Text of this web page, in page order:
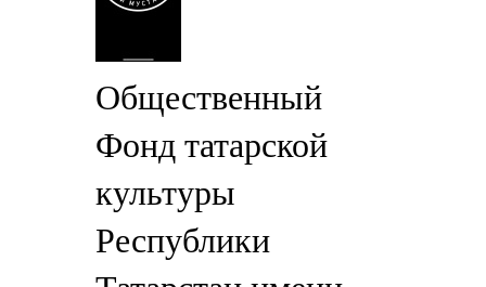
Общественный
Фонд татарской
культуры
Республики